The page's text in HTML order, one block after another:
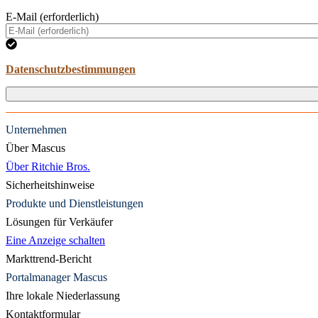
E-Mail (erforderlich)
Datenschutzbestimmungen
Unternehmen
Über Mascus
Über Ritchie Bros.
Sicherheitshinweise
Produkte und Dienstleistungen
Lösungen für Verkäufer
Eine Anzeige schalten
Markttrend-Bericht
Portalmanager Mascus
Ihre lokale Niederlassung
Kontaktformular